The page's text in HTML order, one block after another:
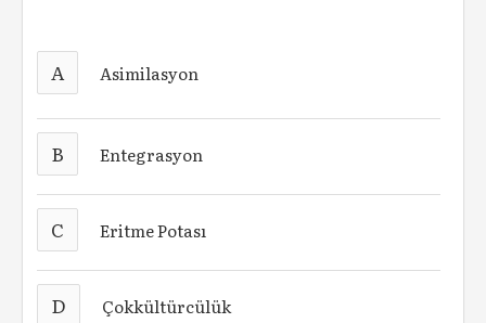
A Asimilasyon
B Entegrasyon
C Eritme Potası
D Çokkültürcülük